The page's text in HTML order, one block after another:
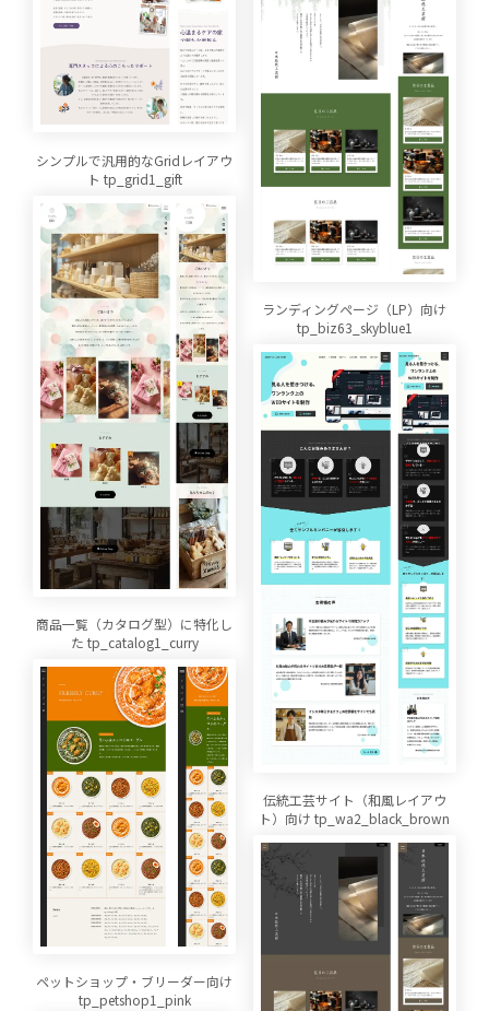
シンプルで汎用的なGridレイアウ
ト tp_grid1_gift
ランディングページ（LP）向け
tp_biz63_skyblue1
商品一覧（カタログ型）に特化し
た tp_catalog1_curry
伝統工芸サイト（和風レイアウ
ト）向け tp_wa2_black_brown
ペットショップ・ブリーダー向け
tp_petshop1_pink